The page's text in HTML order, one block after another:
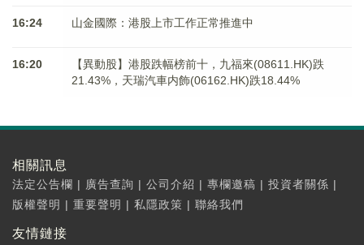
16:24 山金國際：港股上市工作正常推進中
16:20
【異動股】港股跌幅榜前十，九福來(08611.HK)跌
21.43%，天瑞汽車内飾(06162.HK)跌18.44%
相關訊息
法定公告欄 | 廣告查詢 | 公司介紹 | 專欄邀稿 | 投資者關係 |
版權聲明 | 重要聲明 | 私隱政策 | 聯絡我們
友情鏈接